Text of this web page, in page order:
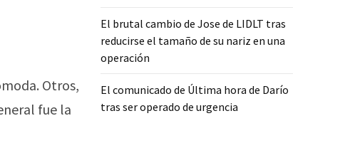
Otros,
fue la
El brutal cambio de Jose de LIDLT tras
reducirse el tamaño de su nariz en una
operación
El comunicado de Última hora de Darío
tras ser operado de urgencia